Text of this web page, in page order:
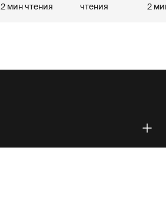
2 мин чтения
чтения
2